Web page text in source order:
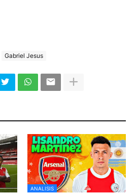
Gabriel Jesus
ANALISIS